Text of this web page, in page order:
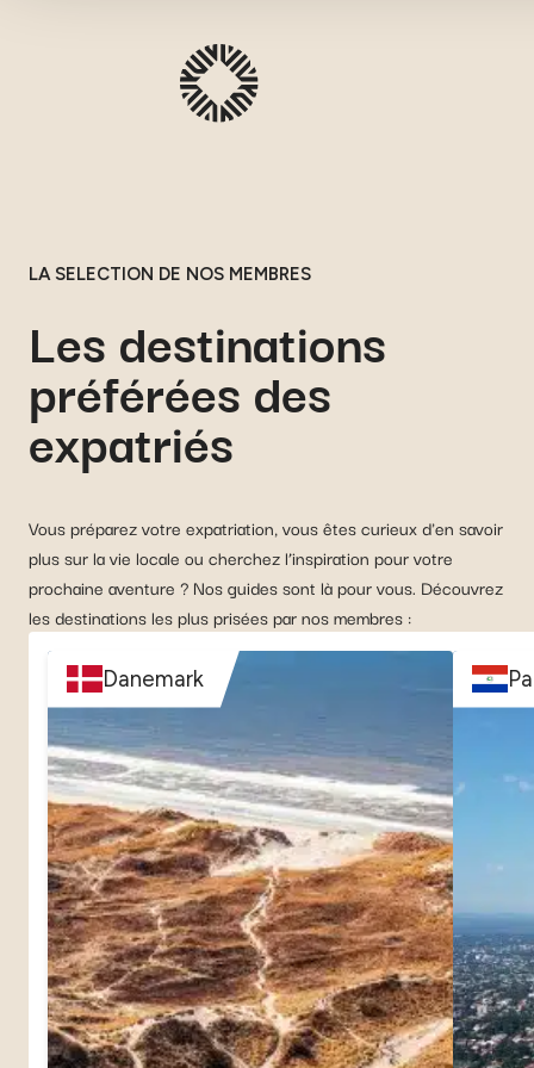
LA SELECTION DE NOS MEMBRES
Les destinations
préférées des
expatriés
Vous préparez votre expatriation, vous êtes curieux d'en savoir
plus sur la vie locale ou cherchez l’inspiration pour votre
prochaine aventure ? Nos guides sont là pour vous. Découvrez
les destinations les plus prisées par nos membres :
Danemark